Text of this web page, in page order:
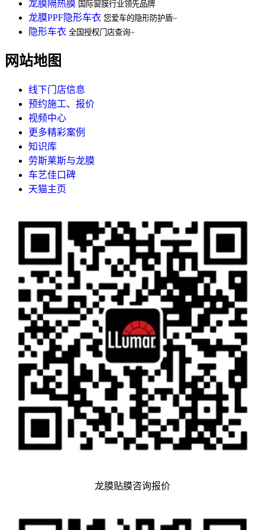
龙膜隔热膜 国际窗膜行业领先品牌
龙膜PPF隐形车衣 您爱车的隐形防护盾~
隐形车衣 全国授权门店查询~
网站地图
线下门店信息
预约施工、报价
视频中心
更多精彩案例
知识库
劳斯莱斯与龙膜
车艺佳口碑
天猫主页
龙膜贴膜咨询报价